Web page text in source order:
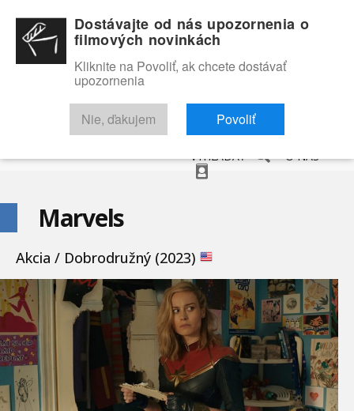
RECENZIE TRAILERY FILMOVÁ DATABÁZA
VYHĽADAŤ O NÁS
Marvels
Akcia / Dobrodružný (2023)
Dostávajte od nás upozornenia o
filmových novinkách
Kliknite na Povoliť, ak chcete dostávať
upozornenia
Nie, ďakujem Povoliť